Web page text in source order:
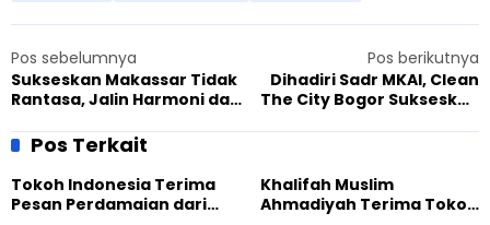
Pos sebelumnya
Sukseskan Makassar Tidak
Rantasa, Jalin Harmoni dan
Gelar Clean The City
Pos berikutnya
Dihadiri Sadr MKAI, Clean
The City Bogor Sukseskan
Pos Terkait
Tokoh Indonesia Terima
Pesan Perdamaian dari
Khalifah Muslim
Ahmadiyah Terima Tokoh